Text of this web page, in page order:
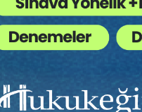
%25 Hukuk